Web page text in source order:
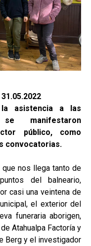
asistencia a las
se manifestaron
público, como
convocatorias.
nos llega tanto de
del balneario,
casi una veintena de
el exterior del
funeraria aborigen,
Atahualpa Factoría y
Berg y el investigador